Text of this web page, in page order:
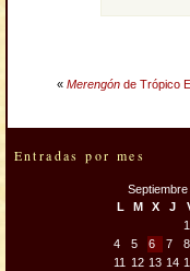
« Merengón de Trópico
Entradas por mes
L
M X J
1
4
5 6 7 8
11
12 13 14